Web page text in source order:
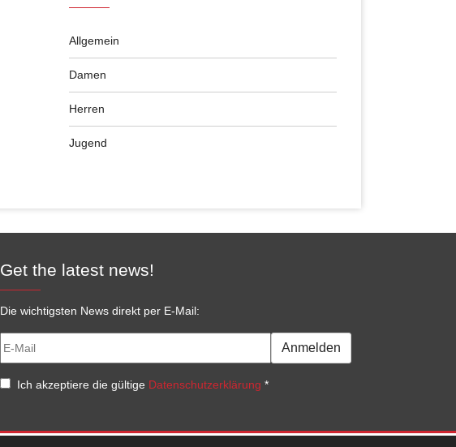
Allgemein
Damen
Herren
Jugend
Get the latest news!
Die wichtigsten News direkt per E-Mail:
Anmelden
Ich akzeptiere die gültige Datenschutzerklärung *